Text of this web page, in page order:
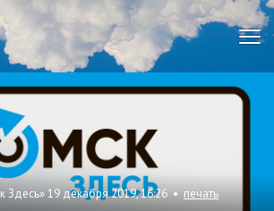
Здесь» 19 декабря 2019, 16:26 • печать